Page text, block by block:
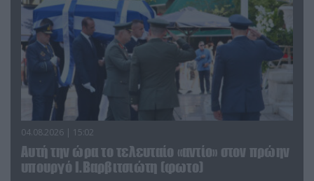
04.08.2026 | 15:02
Αυτή την ώρα το τελευταίο «αντίο» στον πρώην
υπουργό Ι.Βαρβιτσιώτη (φωτο)